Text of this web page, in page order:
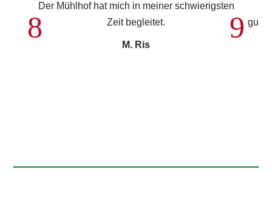
Der Mühlhof hat mich in meiner schwierigsten
Zeit begleitet.
M. Ris